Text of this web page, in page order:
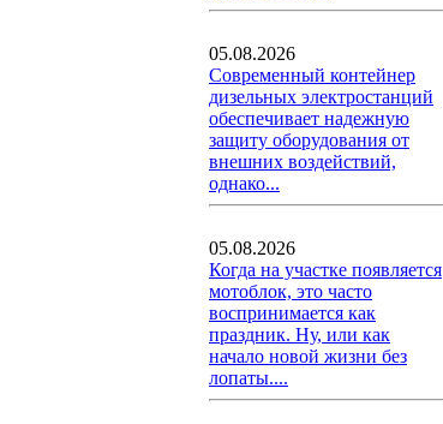
05.08.2026
Современный контейнер
дизельных электростанций
обеспечивает надежную
защиту оборудования от
внешних воздействий,
однако...
05.08.2026
Когда на участке появляется
мотоблок, это часто
воспринимается как
праздник. Ну, или как
начало новой жизни без
лопаты....